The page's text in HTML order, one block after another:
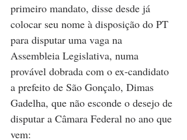
primeiro mandato, disse desde já
colocar seu nome à disposição do PT
para disputar uma vaga na
Assembleia Legislativa, numa
provável dobrada com o ex-candidato
a prefeito de São Gonçalo, Dimas
Gadelha, que não esconde o desejo de
disputar a Câmara Federal no ano que
vem: